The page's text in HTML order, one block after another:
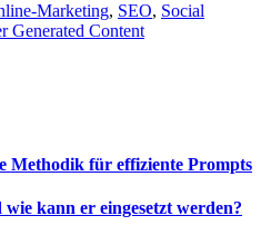
Marketing, SEO, Social
Generated Content
Methodik für effiziente Prompts
kann er eingesetzt werden?